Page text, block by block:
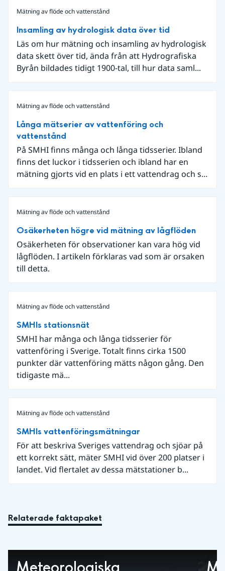
Mätning av flöde och vattenstånd
Insamling av hydrologisk data över tid
Läs om hur mätning och insamling av hydrologisk
data skett över tid, ända från att Hydrografiska
Byrån bildades tidigt 1900-tal, till hur data saml...
Mätning av flöde och vattenstånd
Långa mätserier av vattenföring och
vattenstånd
På SMHI finns många och långa tidsserier. Ibland
finns det luckor i tidsserien och ibland har en
mätning gjorts vid en plats i ett vattendrag och s...
Mätning av flöde och vattenstånd
Osäkerheten högre vid mätning av lågflöden
Osäkerheten för observationer kan vara hög vid
lågflöden. I artikeln förklaras vad som är orsaken
till detta.
Mätning av flöde och vattenstånd
SMHIs stationsnät
SMHI har många och långa tidsserier för
vattenföring i Sverige. Totalt finns cirka 1500
punkter där vattenföring mätts någon gång. Den
tidigaste mä...
Mätning av flöde och vattenstånd
SMHIs vattenföringsmätningar
För att beskriva Sveriges vattendrag och sjöar på
ett korrekt sätt, mäter SMHI vid över 200 platser i
landet. Vid flertalet av dessa mätstationer b...
Relaterade faktapaket